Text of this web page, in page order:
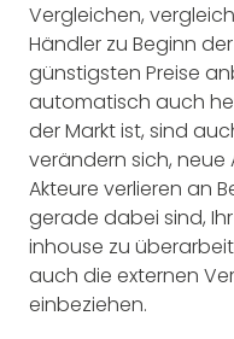
Vergleichen,
Händler zu Beginn
günstigsten Preise
automatisch auch
der Markt ist, sind
verändern sich, neue
Akteure verlieren an
gerade dabei sind,
inhouse zu
auch die externen
einbeziehen.